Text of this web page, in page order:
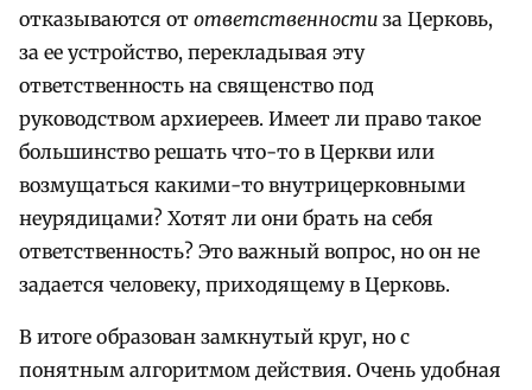
отказываются от ответственности за Церковь,
за ее устройство, перекладывая эту
ответственность на священство под
руководством архиереев. Имеет ли право такое
большинство решать что-то в Церкви или
возмущаться какими-то внутрицерковными
неурядицами? Хотят ли они брать на себя
ответственность? Это важный вопрос, но он не
задается человеку, приходящему в Церковь.
В итоге образован замкнутый круг, но с
понятным алгоритмом действия. Очень удобная